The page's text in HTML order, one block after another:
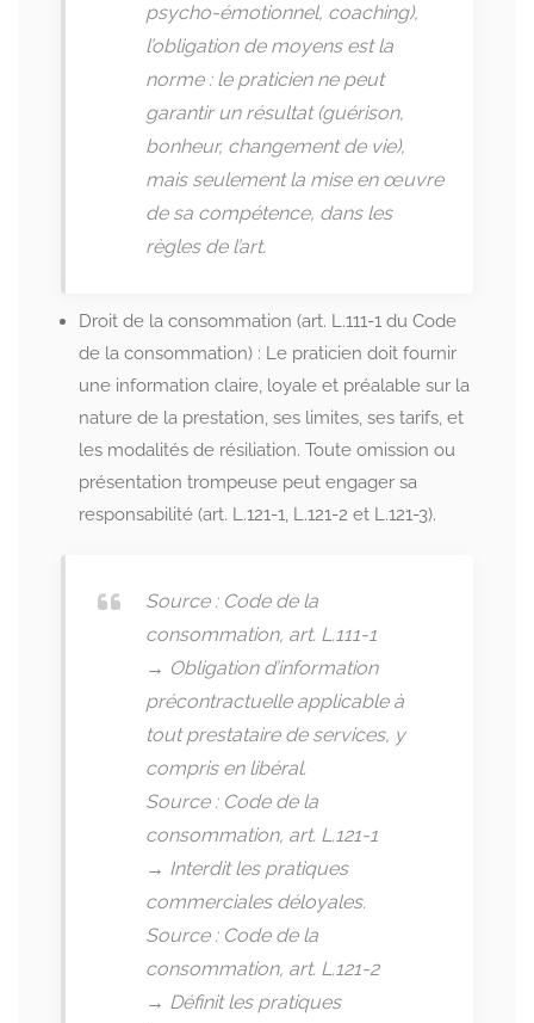
psycho-émotionnel, coaching),
l’obligation de moyens est la
norme : le praticien ne peut
garantir un résultat (guérison,
bonheur, changement de vie),
mais seulement la mise en œuvre
de sa compétence, dans les
règles de l’art.
Droit de la consommation (art. L.111-1 du Code
de la consommation) : Le praticien doit fournir
une information claire, loyale et préalable sur la
nature de la prestation, ses limites, ses tarifs, et
les modalités de résiliation. Toute omission ou
présentation trompeuse peut engager sa
responsabilité (art. L.121-1, L.121-2 et L.121-3).
Source : Code de la
consommation, art. L.111-1
→ Obligation d’information
précontractuelle applicable à
tout prestataire de services, y
compris en libéral.
Source : Code de la
consommation, art. L.121-1
→ Interdit les pratiques
commerciales déloyales.
Source : Code de la
consommation, art. L.121-2
→ Définit les pratiques